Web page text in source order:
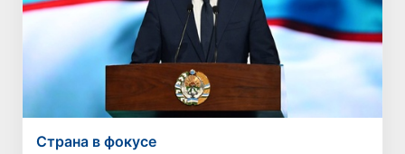
Страна в фокусе